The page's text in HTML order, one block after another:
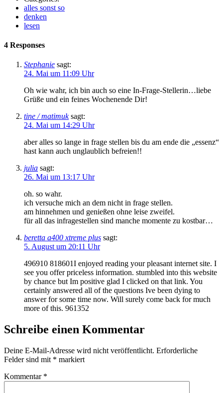
alles sonst so
denken
lesen
4 Responses
Stephanie sagt:
24. Mai um 11:09 Uhr
Oh wie wahr, ich bin auch so eine In-Frage-Stellerin…liebe
Grüße und ein feines Wochenende Dir!
tine / matimuk sagt:
24. Mai um 14:29 Uhr
aber alles so lange in frage stellen bis du am ende die „essenz“
hast kann auch unglaublich befreien!!
julia sagt:
26. Mai um 13:17 Uhr
oh. so wahr.
ich versuche mich an dem nicht in frage stellen.
am hinnehmen und genießen ohne leise zweifel.
für all das infragestellen sind manche momente zu kostbar…
beretta a400 xtreme plus sagt:
5. August um 20:11 Uhr
496910 818601I enjoyed reading your pleasant internet site. I
see you offer priceless information. stumbled into this website
by chance but Im positive glad I clicked on that link. You
certainly answered all of the questions Ive been dying to
answer for some time now. Will surely come back for much
more of this. 961352
Schreibe einen Kommentar
Deine E-Mail-Adresse wird nicht veröffentlicht. Erforderliche
Felder sind mit * markiert
Kommentar *